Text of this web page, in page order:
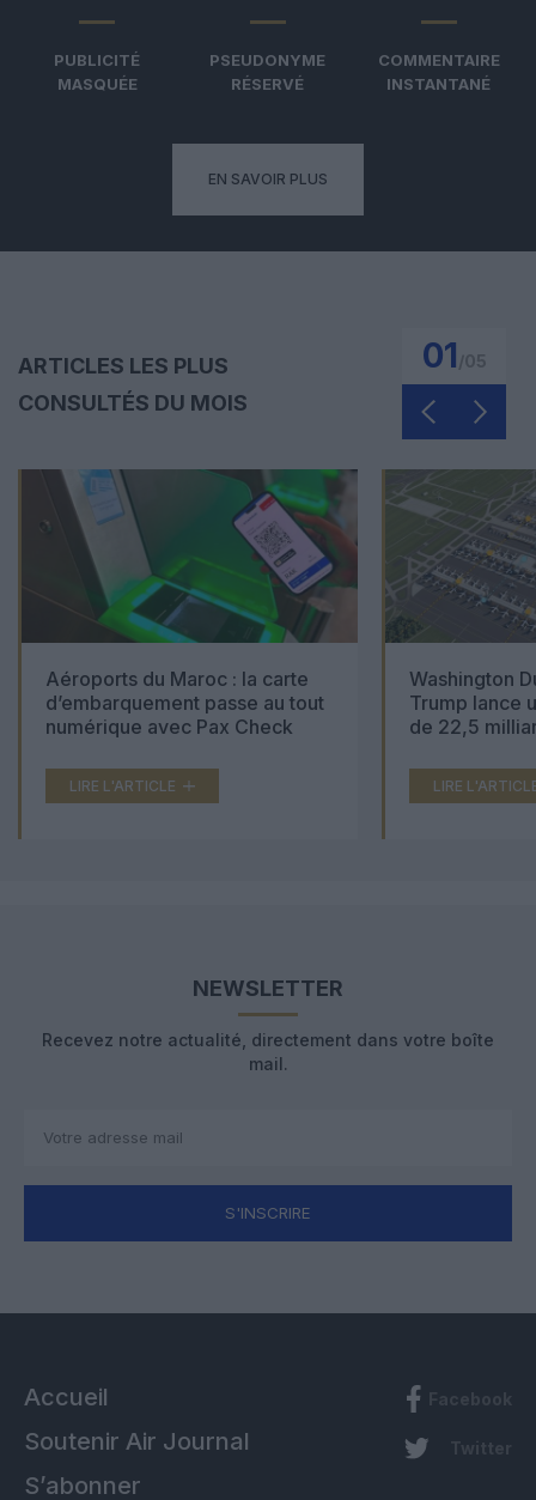
PUBLICITÉ
MASQUÉE
PSEUDONYME
RÉSERVÉ
COMMENTAIRE
INSTANTANÉ
EN SAVOIR PLUS
ARTICLES LES PLUS
CONSULTÉS DU MOIS
01
Aéroports du Maroc : la carte
d’embarquement passe au tout
numérique avec Pax Check
LIRE L'ARTICLE
Washington
Trump lance
de 22,5
LIRE
NEWSLETTER
Recevez notre actualité, directement dans votre boîte
mail.
S'INSCRIRE
Accueil
Soutenir Air Journal
S’abonner